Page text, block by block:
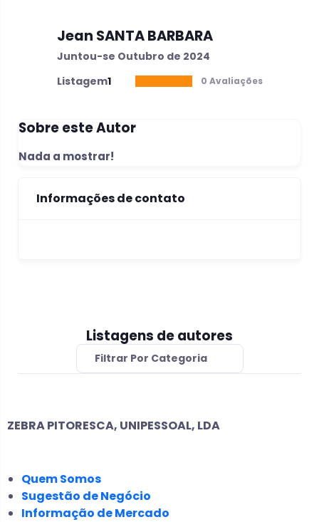
Jean SANTA BARBARA
Juntou-se Outubro de 2024
Listagem1 0 Avaliações
Sobre este Autor
Nada a mostrar!
Informações de contato
Listagens de autores
Filtrar Por Categoria
ZEBRA PITORESCA, UNIPESSOAL, LDA
Quem Somos
Sugestão de Negócio
Informação de Mercado